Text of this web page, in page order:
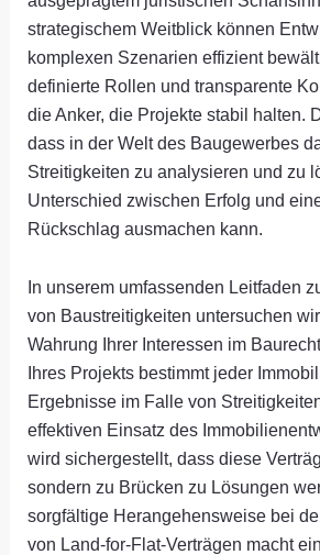
strategischem Weitblick können
komplexen Szenarien effizient
definierte Rollen und transparente
die Anker, die Projekte stabil halten.
dass in der Welt des Baugewerbes
Streitigkeiten zu analysieren und zu
Unterschied zwischen Erfolg und
Rückschlag ausmachen kann.
In unserem umfassenden Leitfaden
von Baustreitigkeiten untersuchen
Wahrung Ihrer Interessen im
Ihres Projekts bestimmt jeder
Ergebnisse im Falle von
effektiven Einsatz des
wird sichergestellt, dass diese
sondern zu Brücken zu Lösungen
sorgfältige Herangehensweise bei
von Land-for-Flat-Verträgen macht